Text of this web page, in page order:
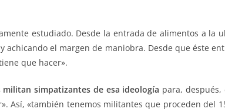
estudiado. Desde la entrada de alimentos a la
achicando el margen de maniobra. Desde que éste
que hacer».
simpatizantes de esa ideología para, después,
«también tenemos militantes que proceden del